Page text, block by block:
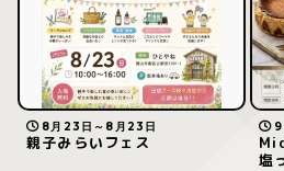
8月23日～8月23日
親子みらいフェス
塩